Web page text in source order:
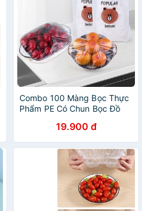
Combo 100 Màng Bọc Thực
Phẩm PE Có Chun Bọc Đồ
19.900 đ